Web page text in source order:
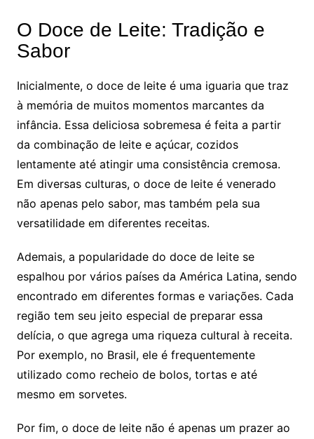
O Doce de Leite: Tradição e
Sabor
Inicialmente, o doce de leite é uma iguaria que traz
à memória de muitos momentos marcantes da
infância. Essa deliciosa sobremesa é feita a partir
da combinação de leite e açúcar, cozidos
lentamente até atingir uma consistência cremosa.
Em diversas culturas, o doce de leite é venerado
não apenas pelo sabor, mas também pela sua
versatilidade em diferentes receitas.
Ademais, a popularidade do doce de leite se
espalhou por vários países da América Latina, sendo
encontrado em diferentes formas e variações. Cada
região tem seu jeito especial de preparar essa
delícia, o que agrega uma riqueza cultural à receita.
Por exemplo, no Brasil, ele é frequentemente
utilizado como recheio de bolos, tortas e até
mesmo em sorvetes.
Por fim, o doce de leite não é apenas um prazer ao